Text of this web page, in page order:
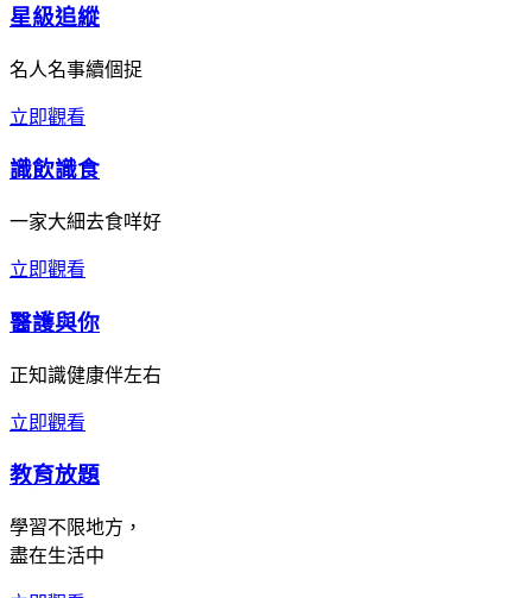
星級追縱
名人名事續個捉
立即觀看
識飲識食
一家大細去食咩好
立即觀看
醫護與你
正知識健康伴左右
立即觀看
教育放題
學習不限地方，
盡在生活中